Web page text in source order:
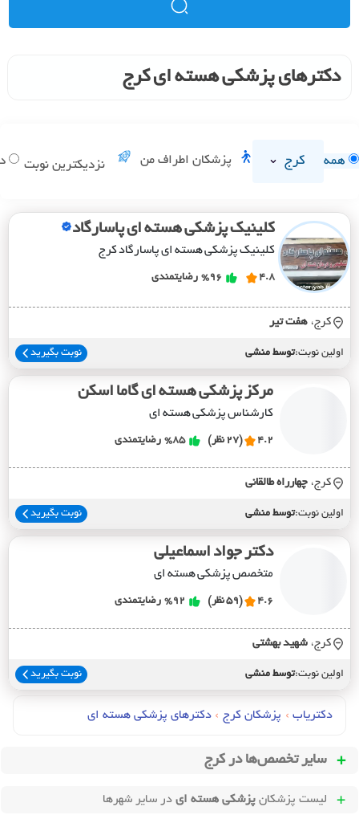
دکترهای پزشکی هسته ای کرج
همه کرج پزشکان اطراف من نزدیکترین نوبت
کلینیک پزشکی هسته ای پاسارگاد
کلینیک پزشکی هسته ای پاسارگاد کرج
4.8
%96 رضایتمندی
کرج، هفت تير
اولین نوبت:توسط منشی نوبت بگیرید
مرکز پزشکی هسته ای گاما اسکن
کارشناس پزشکی هسته ای
4.2 (27 نظر) %85 رضایتمندی
کرج، چهارراه طالقاني
اولین نوبت:توسط منشی نوبت بگیرید
دکتر جواد اسماعیلی
متخصص پزشکی هسته ای
4.6 (59 نظر) %92 رضایتمندی
کرج، شهيد بهشتي
اولین نوبت:توسط منشی نوبت بگیرید
دکتریاب › پزشکان کرج › دکترهای پزشکي هسته اي
سایر تخصص‌ها در کرج
لیست پزشکان پزشکی هسته ای در سایر شهرها